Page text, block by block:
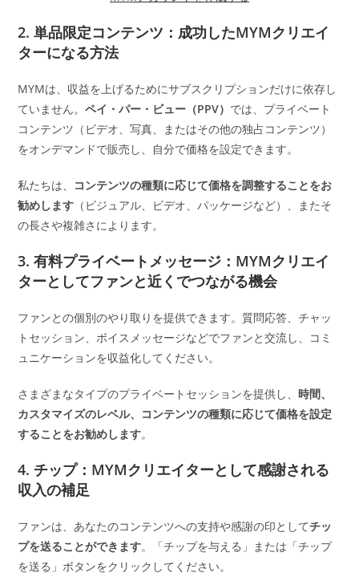
2. 単品限定コンテンツ：成功したMYMクリエイ
ターになる方法
MYMは、収益を上げるためにサブスクリプションだけに依存し
ていません。ペイ・パー・ビュー（PPV） では、プライベート
コンテンツ（ビデオ、写真、またはその他の独占コンテンツ）
をオンデマンドで販売し、自分で価格を設定できます。
私たちは、 コンテンツの種類に応じて価格を調整することをお
勧めします （ビジュアル、ビデオ、パッケージなど）、またそ
の長さや複雑さによります。
3. 有料プライベートメッセージ：MYMクリエイ
ターとしてファンと近くでつながる機会
ファンとの個別のやり取りを提供できます。質問応答、チャッ
トセッション、ボイスメッセージなどでファンと交流し、コミ
ュニケーションを収益化してください。
さまざまなタイプのプライベートセッションを提供し、時間、
カスタマイズのレベル、コンテンツの種類に応じて価格を設定
することをお勧めします。
4. チップ：MYMクリエイターとして感謝される
収入の補足
ファンは、あなたのコンテンツへの支持や感謝の印としてチッ
プを送ることができます。「チップを与える」または「チップ
を送る」ボタンをクリックしてください。